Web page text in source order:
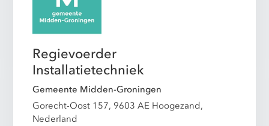
Regievoerder
Installatietechniek
Gemeente Midden-Groningen
Gorecht-Oost 157, 9603 AE Hoogezand,
Nederland